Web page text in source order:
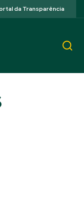
da Transparência